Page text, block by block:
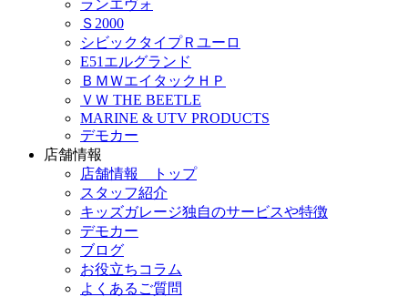
ランエヴォ
Ｓ2000
シビックタイプＲユーロ
E51エルグランド
ＢＭＷエイタックＨＰ
ＶＷ THE BEETLE
MARINE & UTV PRODUCTS
デモカー
店舗情報
店舗情報 トップ
スタッフ紹介
キッズガレージ独自のサービスや特徴
デモカー
ブログ
お役立ちコラム
よくあるご質問